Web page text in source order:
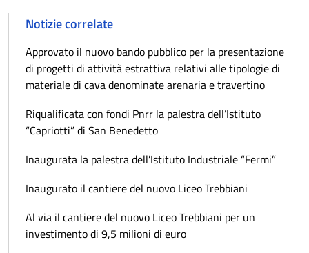
Notizie correlate
Approvato il nuovo bando pubblico per la presentazione
di progetti di attività estrattiva relativi alle tipologie di
materiale di cava denominate arenaria e travertino
Riqualificata con fondi Pnrr la palestra dell’Istituto
“Capriotti” di San Benedetto
Inaugurata la palestra dell’Istituto Industriale “Fermi”
Inaugurato il cantiere del nuovo Liceo Trebbiani
Al via il cantiere del nuovo Liceo Trebbiani per un
investimento di 9,5 milioni di euro